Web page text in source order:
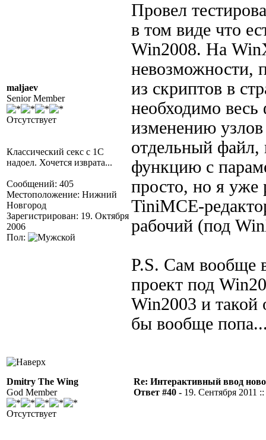
maljaev
Senior Member
Отсутствует
Классический секс с 1С
надоел. Хочется изврата...
Сообщений: 405
Местоположение: Нижний
Новгород
Зарегистрирован: 19. Октября
2006
Пол:
Провел
в том виде что
Win2008. На
невозможности,
из скриптов в
необходимо
изменению
отдельный
функцию с
просто, но я уже
TiniMCE-
рабочий (под
P.S. Сам вообще
проект под
Win2003 и такой
бы вообще
Dmitry The Wing
God Member
Отсутствует
Re: Интерактивный ввод
Ответ #40 - 19. Сентября 2011